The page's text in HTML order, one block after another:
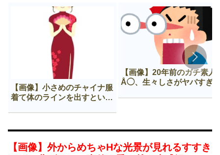
【画像】小さめのチャイナ服
着て体のラインを出すという
【画像】20年前のガチ素人
Å◯、生々しさがヤバすぎ
【画像】外からめちゃНな光景が見れるすすき